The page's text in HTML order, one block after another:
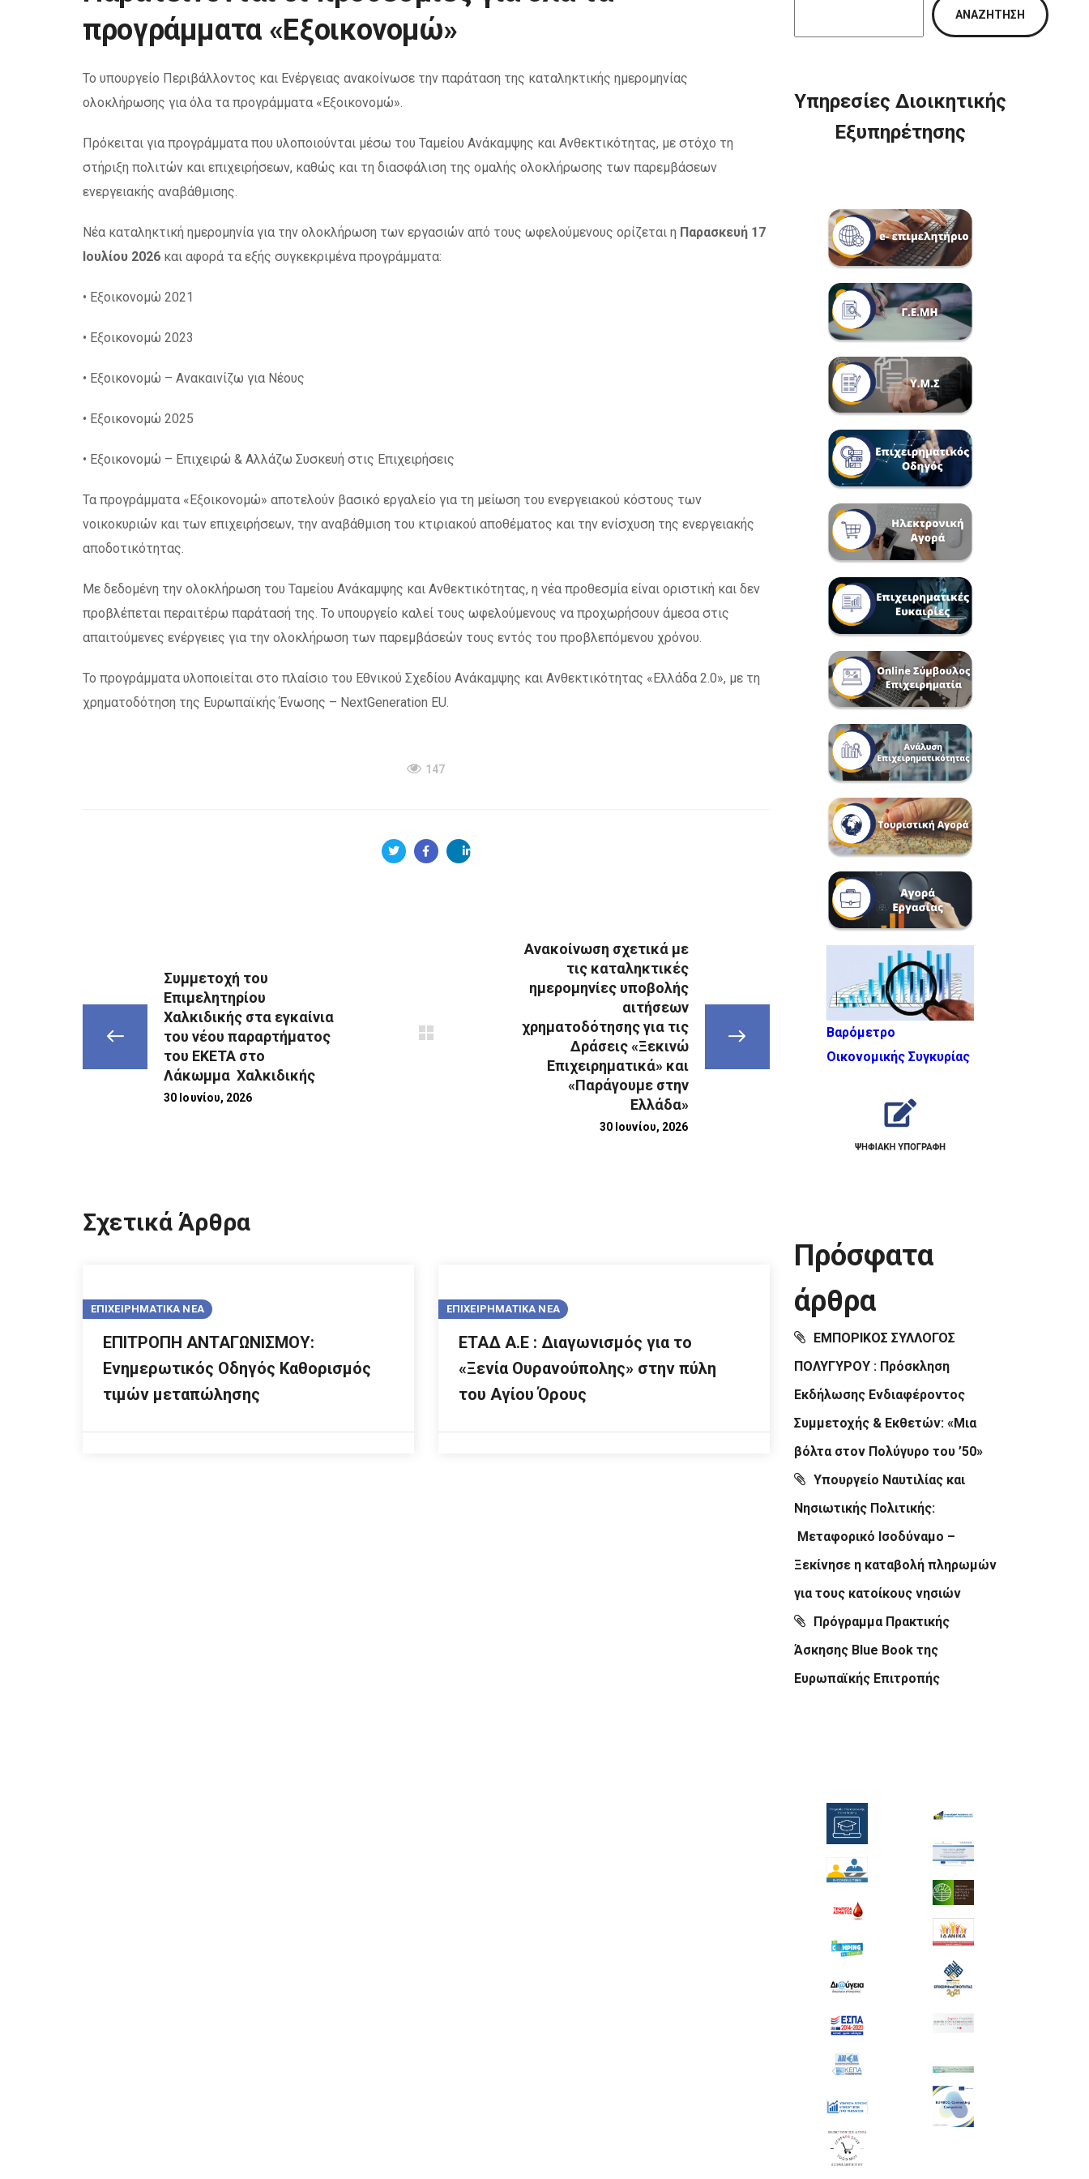
προγράμματα «Εξοικονομώ»
Το υπουργείο Περιβάλλοντος και Ενέργειας ανακοίνωσε την παράταση της καταληκτικής ημερομηνίας
ολοκλήρωσης για όλα τα προγράμματα «Εξοικονομώ».
Πρόκειται για προγράμματα που υλοποιούνται μέσω του Ταμείου Ανάκαμψης και Ανθεκτικότητας, με στόχο τη
στήριξη πολιτών και επιχειρήσεων, καθώς και τη διασφάλιση της ομαλής ολοκλήρωσης των παρεμβάσεων
ενεργειακής αναβάθμισης.
Νέα καταληκτική ημερομηνία για την ολοκλήρωση των εργασιών από τους ωφελούμενους ορίζεται η Παρασκευή 17
Ιουλίου 2026 και αφορά τα εξής συγκεκριμένα προγράμματα:
• Εξοικονομώ 2021
• Εξοικονομώ 2023
• Εξοικονομώ – Ανακαινίζω για Νέους
• Εξοικονομώ 2025
• Εξοικονομώ – Επιχειρώ & Αλλάζω Συσκευή στις Επιχειρήσεις
Τα προγράμματα «Εξοικονομώ» αποτελούν βασικό εργαλείο για τη μείωση του ενεργειακού κόστους των
νοικοκυριών και των επιχειρήσεων, την αναβάθμιση του κτιριακού αποθέματος και την ενίσχυση της ενεργειακής
αποδοτικότητας.
Με δεδομένη την ολοκλήρωση του Ταμείου Ανάκαμψης και Ανθεκτικότητας, η νέα προθεσμία είναι οριστική και δεν
προβλέπεται περαιτέρω παράτασή της. Το υπουργείο καλεί τους ωφελούμενους να προχωρήσουν άμεσα στις
απαιτούμενες ενέργειες για την ολοκλήρωση των παρεμβάσεών τους εντός του προβλεπόμενου χρόνου.
Το προγράμματα υλοποιείται στο πλαίσιο του Εθνικού Σχεδίου Ανάκαμψης και Ανθεκτικότητας «Ελλάδα 2.0», με τη
χρηματοδότηση της Ευρωπαϊκής Ένωσης – NextGeneration EU.
147
Συμμετοχή του
Επιμελητηρίου
Χαλκιδικής στα εγκαίνια
του νέου παραρτήματος
του ΕΚΕΤΑ στο
Λάκωμμα Χαλκιδικής
30 Ιουνίου, 2026
Ανακοίνωση σχετικά με
τις καταληκτικές
ημερομηνίες υποβολής
αιτήσεων
χρηματοδότησης για τις
Δράσεις «Ξεκινώ
Επιχειρηματικά» και
«Παράγουμε στην
Ελλάδα»
30 Ιουνίου, 2026
Σχετικά Άρθρα
ΕΠΙΧΕΙΡΗΜΑΤΙΚΑ ΝΕΑ
ΕΠΙΤΡΟΠΗ ΑΝΤΑΓΩΝΙΣΜΟΥ:
Ενημερωτικός Οδηγός Καθορισμός
τιμών μεταπώλησης
ΕΠΙΧΕΙΡΗΜΑΤΙΚΑ ΝΕΑ
ΕΤΑΔ Α.Ε : Διαγωνισμός για το
«Ξενία Ουρανούπολης» στην πύλη
του Αγίου Όρους
ΑΝΑΖΉΤΗΣΗ
Υπηρεσίες Διοικητικής
Εξυπηρέτησης
Βαρόμετρο
Οικονομικής Συγκυρίας
Πρόσφατα
άρθρα
ΕΜΠΟΡΙΚΟΣ ΣΥΛΛΟΓΟΣ
ΠΟΛΥΓΥΡΟΥ : Πρόσκληση
Εκδήλωσης Ενδιαφέροντος
Συμμετοχής & Εκθετών: «Μια
βόλτα στον Πολύγυρο του ’50»
Υπουργείο Ναυτιλίας και
Νησιωτικής Πολιτικής:
Μεταφορικό Ισοδύναμο –
Ξεκίνησε η καταβολή πληρωμών
για τους κατοίκους νησιών
Πρόγραμμα Πρακτικής
Άσκησης Blue Book της
Ευρωπαϊκής Επιτροπής